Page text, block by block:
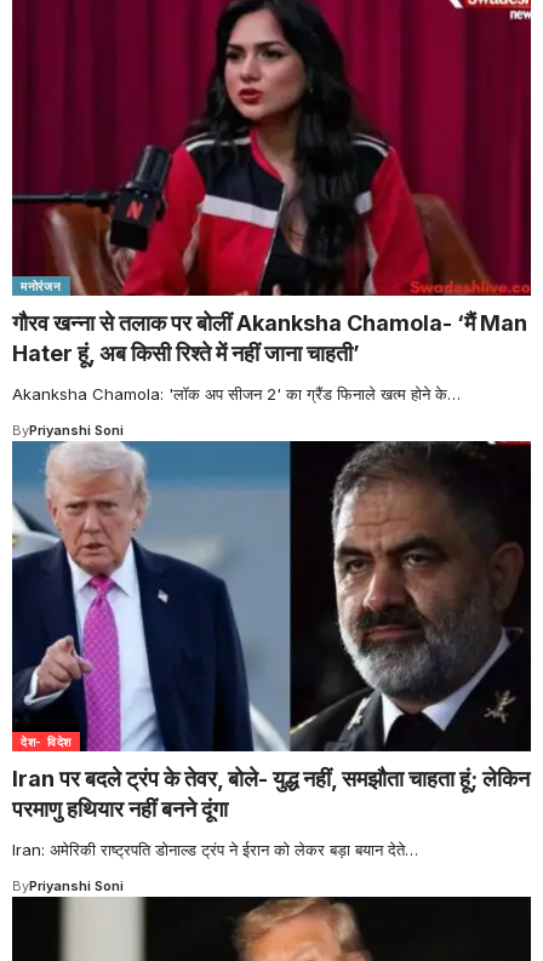
मनोरंजन
गौरव खन्ना से तलाक पर बोलीं Akanksha Chamola- ‘मैं Man
Hater हूं, अब किसी रिश्ते में नहीं जाना चाहती’
Akanksha Chamola: 'लॉक अप सीजन 2' का ग्रैंड फिनाले खत्म होने के…
ByPriyanshi Soni
देश- विदेश
Iran पर बदले ट्रंप के तेवर, बोले- युद्ध नहीं, समझौता चाहता हूं; लेकिन
परमाणु हथियार नहीं बनने दूंगा
Iran: अमेरिकी राष्ट्रपति डोनाल्ड ट्रंप ने ईरान को लेकर बड़ा बयान देते…
ByPriyanshi Soni